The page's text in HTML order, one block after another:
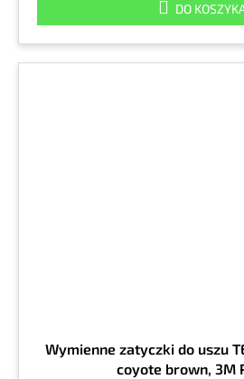
DO
Wymienne zatyczki do uszu
coyote brown, 3M